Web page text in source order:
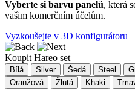
Vyberte si barvu panelů, která
vašim komerčním účelům.
Vyzkoušejte v 3D konfigurátoru
Koupit Hareo set
Bílá Silver Šedá Steel
Oranžová
Žlutá Khaki